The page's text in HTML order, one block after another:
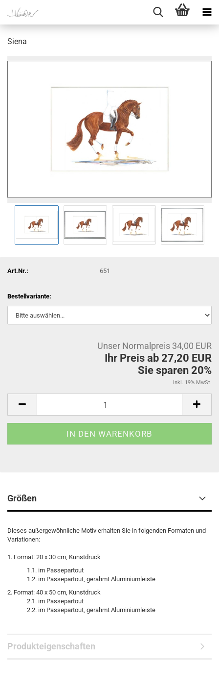
Siena
Art.Nr.: 651
Bestellvariante:
Unser Normalpreis 34,00 EUR
Ihr Preis ab 27,20 EUR
Sie sparen 20%
inkl. 19% MwSt.
Größen
Dieses außergewöhnliche Motiv erhalten Sie in folgenden Formaten und
Variationen:
1. Format: 20 x 30 cm, Kunstdruck
1.1. im Passepartout
1.2. im Passepartout, gerahmt Aluminiumleiste
2. Format: 40 x 50 cm, Kunstdruck
2.1. im Passepartout
2.2. im Passepartout, gerahmt Aluminiumleiste
Produkteigenschaften